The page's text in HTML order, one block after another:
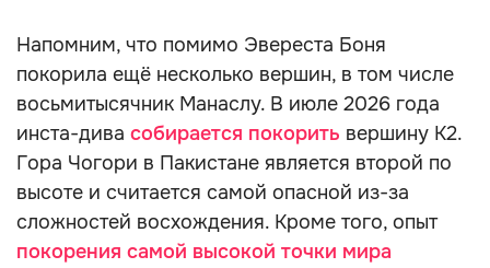
Напомним, что помимо Эвереста Боня
покорила ещё несколько вершин, в том числе
восьмитысячник Манаслу. В июле 2026 года
инста-дива собирается покорить вершину К2.
Гора Чогори в Пакистане является второй по
высоте и считается самой опасной из-за
сложностей восхождения. Кроме того, опыт
покорения самой высокой точки мира